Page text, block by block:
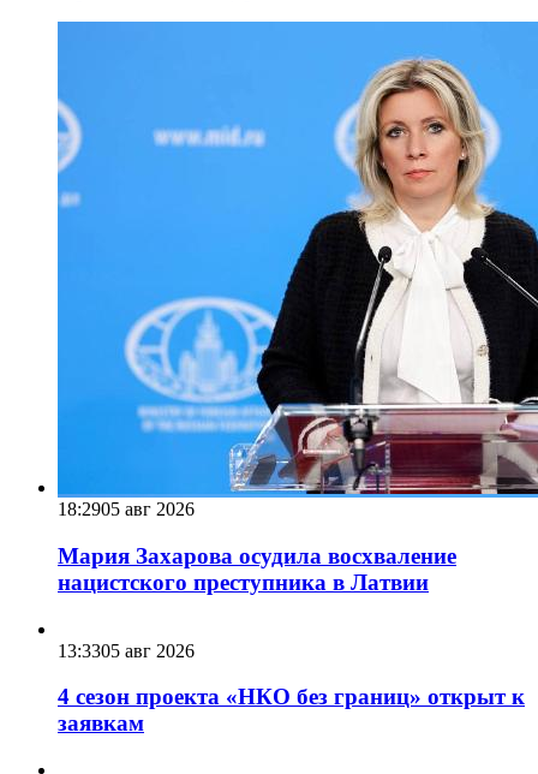
18:2905 авг 2026
Мария Захарова осудила восхваление
нацистского преступника в Латвии
13:3305 авг 2026
4 сезон проекта «НКО без границ» открыт к
заявкам